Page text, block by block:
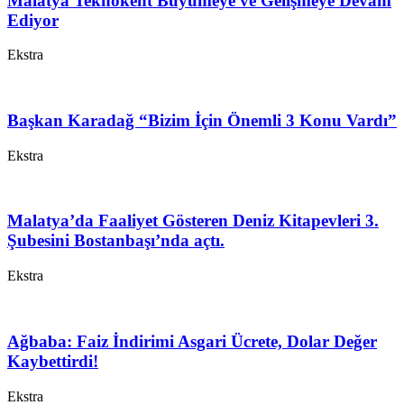
Ediyor
Ekstra
Başkan Karadağ “Bizim İçin Önemli 3 Konu Vardı”
Ekstra
Malatya’da Faaliyet Gösteren Deniz Kitapevleri 3.
Şubesini Bostanbaşı’nda açtı.
Ekstra
Ağbaba: Faiz İndirimi Asgari Ücrete, Dolar Değer
Kaybettirdi!
Ekstra